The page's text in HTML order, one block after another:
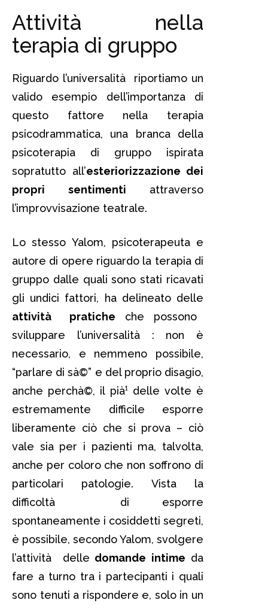
Attività nella
terapia di gruppo
Riguardo l’universalità riportiamo un
valido esempio dell’importanza di
questo fattore nella terapia
psicodrammatica, una branca della
psicoterapia di gruppo ispirata
sopratutto all’esteriorizzazione dei
propri sentimenti attraverso
l’improvvisazione teatrale.
Lo stesso Yalom, psicoterapeuta e
autore di opere riguardo la terapia di
gruppo dalle quali sono stati ricavati
gli undici fattori, ha delineato delle
attività pratiche che possono
sviluppare l’universalità : non è
necessario, e nemmeno possibile,
“parlare di sà©” e del proprio disagio,
anche perchà©, il pià¹ delle volte è
estremamente difficile esporre
liberamente ciò che si prova – ciò
vale sia per i pazienti ma, talvolta,
anche per coloro che non soffrono di
particolari patologie. Vista la
difficoltà di esporre
spontaneamente i cosiddetti segreti,
è possibile, secondo Yalom, svolgere
l’attività delle domande intime da
fare a turno tra i partecipanti i quali
sono tenuti a rispondere e, solo in un